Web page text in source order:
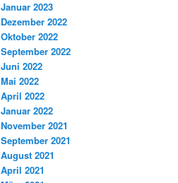
Januar 2023
Dezember 2022
Oktober 2022
September 2022
Juni 2022
Mai 2022
April 2022
Januar 2022
November 2021
September 2021
August 2021
April 2021